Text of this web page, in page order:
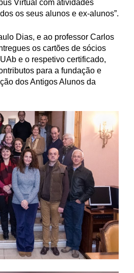
Virtual com atividades
os seus alunos e ex-alunos”.
Dias, e ao professor Carlos
os cartões de sócios
e o respetivo certificado,
para a fundação e
dos Antigos Alunos da